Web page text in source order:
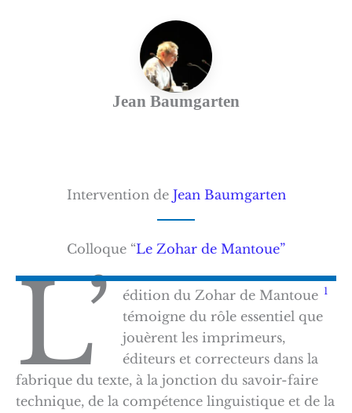
Jean Baumgarten
Intervention de Jean Baumgarten
Colloque “Le Zohar de Mantoue”
L’ édition du Zohar de Mantoue 1
témoigne du rôle essentiel que
jouèrent les imprimeurs,
éditeurs et correcteurs dans la
fabrique du texte, à la jonction du savoir-faire
technique, de la compétence linguistique et de la